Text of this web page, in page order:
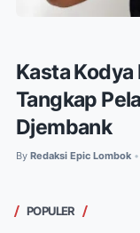
Kasta Kodya
Tangkap
Djembank
By Redaksi Epic Lombok •
POPULER